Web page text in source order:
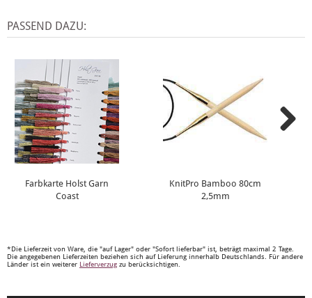
PASSEND DAZU:
Farbkarte Holst Garn
Coast
KnitPro Bamboo 80cm
2,5mm
*Die Lieferzeit von Ware, die "auf Lager" oder "Sofort lieferbar" ist, beträgt maximal 2 Tage.
Die angegebenen Lieferzeiten beziehen sich auf Lieferung innerhalb Deutschlands. Für andere
Länder ist ein weiterer Lieferverzug zu berücksichtigen.